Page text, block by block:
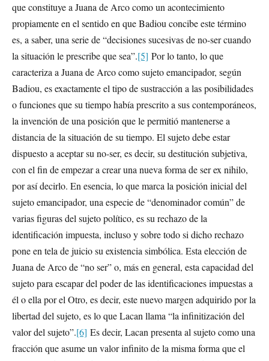
que constituye a Juana de Arco como un acontecimiento
propiamente en el sentido en que Badiou concibe este término
es, a saber, una serie de “decisiones sucesivas de no-ser cuando
la situación le prescribe que sea”.[5] Por lo tanto, lo que
caracteriza a Juana de Arco como sujeto emancipador, según
Badiou, es exactamente el tipo de sustracción a las posibilidades
o funciones que su tiempo había prescrito a sus contemporáneos,
la invención de una posición que le permitió mantenerse a
distancia de la situación de su tiempo. El sujeto debe estar
dispuesto a aceptar su no-ser, es decir, su destitución subjetiva,
con el fin de empezar a crear una nueva forma de ser ex nihilo,
por así decirlo. En esencia, lo que marca la posición inicial del
sujeto emancipador, una especie de “denominador común” de
varias figuras del sujeto político, es su rechazo de la
identificación impuesta, incluso y sobre todo si dicho rechazo
pone en tela de juicio su existencia simbólica. Esta elección de
Juana de Arco de “no ser” o, más en general, esta capacidad del
sujeto para escapar del poder de las identificaciones impuestas a
él o ella por el Otro, es decir, este nuevo margen adquirido por la
libertad del sujeto, es lo que Lacan llama “la infinitización del
valor del sujeto”.[6] Es decir, Lacan presenta al sujeto como una
fracción que asume un valor infinito de la misma forma que el